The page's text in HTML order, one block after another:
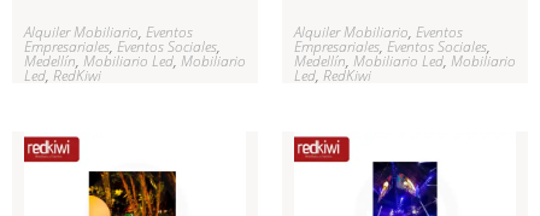
Alquiler Mobiliario, Eventos
Empresariales, Eventos Sociales,
Medellín, Mobiliario Led, Mobiliario
Led, RedKiwi
Alquiler Mobiliario, Eventos
Empresariales, Eventos Sociales,
Medellín, Mobiliario Led, Mobiliario
Led, RedKiwi